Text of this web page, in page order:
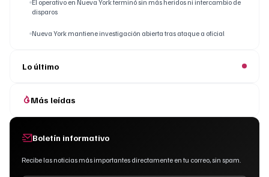
El operativo en Nueva York terminó sin más heridos ni intercambio de
disparos
Nueva York mantiene investigación abierta tras ataque a oficial
Lo último
Más leídas
Boletín informativo
Recibe las noticias más importantes directamente en tu correo, sin spam.